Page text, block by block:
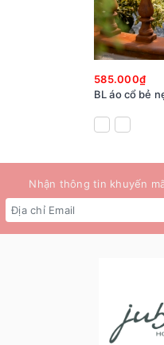
585.000₫
BL áo cổ bẻ
Nhận thông tin khuyến